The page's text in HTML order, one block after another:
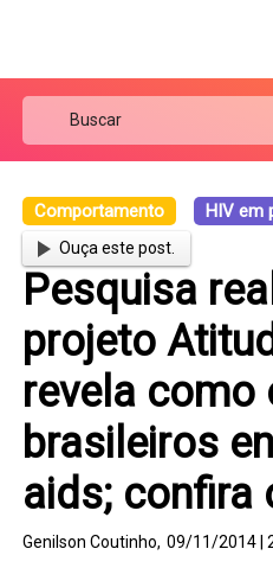
Comportamento HIV em
Ouça este post.
Pesquisa
projeto
revela como
brasileiros
aids; confira
Genilson Coutinho, 09/11/2014 |